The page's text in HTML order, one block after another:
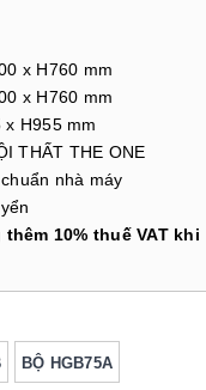
x H760 mm
x H760 mm
x H955 mm
THẤT THE ONE
nhà máy
10% thuế VAT khi
BỘ HGB75A